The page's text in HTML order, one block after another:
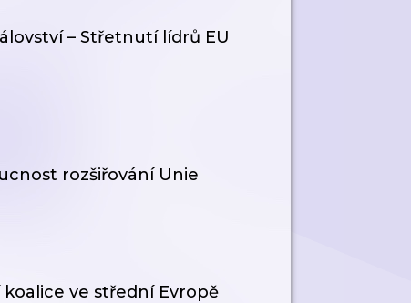
– Střetnutí lídrů EU
rozšiřování Unie
ve střední Evropě